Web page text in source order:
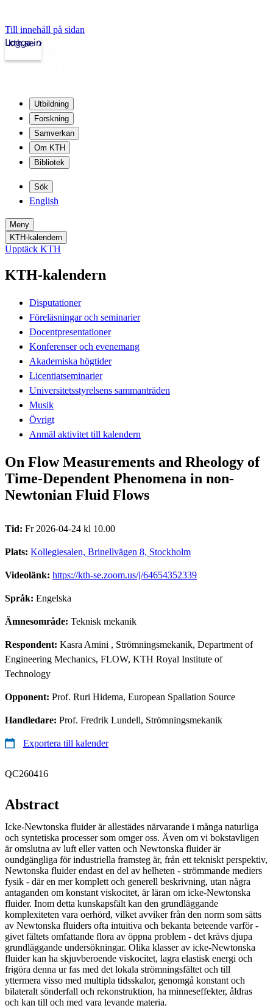
Till innehåll på sidan
kth.se
Logga in
Utbildning
Forskning
Samverkan
Om KTH
Bibliotek
Sök
English
Meny
KTH-kalendern
Upptäck KTH
KTH-kalendern
Disputationer
Föreläsningar och seminarier
Docentpresentationer
Konferenser och evenemang
Akademiska högtider
Licentiatseminarier
Universitetsstyrelsens sammanträden
Musik
Övrigt
Anmäl aktivitet till kalendern
On Flow Measurements and Rheology of
Time-Dependent Phenomena in non-
Newtonian Fluid Flows
Tid: Fr 2026-04-24 kl 10.00
Plats: Kollegiesalen, Brinellvägen 8, Stockholm
Videolänk: https://kth-se.zoom.us/j/64654352339
Språk: Engelska
Ämnesområde: Teknisk mekanik
Respondent: Kasra Amini , Strömningsmekanik, Department of
Engineering Mechanics, FLOW, KTH Royal Institute of
Technology
Opponent: Prof. Ruri Hidema, European Spallation Source
Handledare: Prof. Fredrik Lundell, Strömningsmekanik
Exportera till kalender
QC260416
Abstract
Icke-Newtonska fluider är allestädes närvarande i många naturliga
och syntetiska processer som omger oss. Även om vi bokstavligen
är omslutna av luft eller vatten och Newtonska fluider är
oundgängliga för industriella framsteg är, från ett tekniskt perspektiv,
Newtonska fluider endast en del av helheten - strömmande mediers
fysik - där en mer komplett och generell beskrivning, utan några
antaganden om konstant viskocitet, är läran om icke-Newtonska
fluider. Inom detta kunskapsfält kan den grundläggande
komplexiteten vara oerhörd, vilket avviker från den norm som sätts
av Newtonska fluiders ofta intuitiva och bekanta beteende varför -
givet fältets omfattande flora av öppna problem - det krävs djupa
grundläggande undersökningar. Olika klasser av icke-Newtonska
fluider kan ha skjuvberoende viskocitet, lagra elastisk energi och
frigöra denna ur fas med det lokala strömningsfältet och till
yttermera visso med multipla tidsskalor, genomgå konstant och
bilateralt sönderfall och rekonstruktion, ha minneseffekter, åldras
och kan till och med vara levande materia.